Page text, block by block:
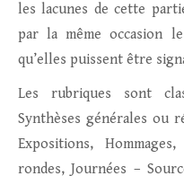
les lacunes de cette
par la même occasion
qu’elles puissent être
Les rubriques sont
Synthèses générales ou
Expositions,
rondes, Journées –